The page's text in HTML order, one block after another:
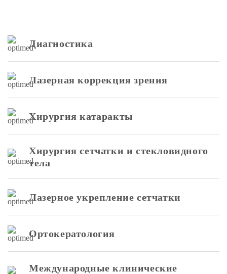
Диагностика
Лазерная коррекция зрения
Хирургия катаракты
Хирургия сетчатки и стекловидного
тела
Лазерное укрепление сетчатки
Ортокератология
Международные клинические